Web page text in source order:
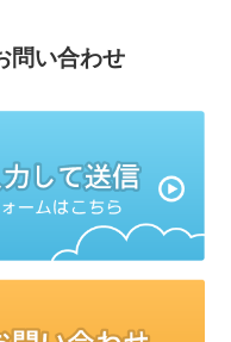
問い合わせ